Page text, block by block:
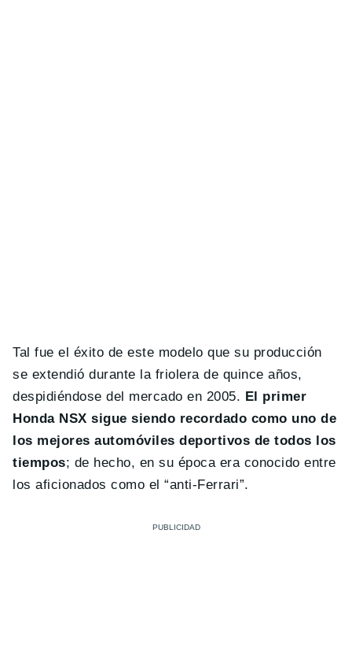
Tal fue el éxito de este modelo que su producción
se extendió durante la friolera de quince años,
despidiéndose del mercado en 2005. El primer
Honda NSX sigue siendo recordado como uno de
los mejores automóviles deportivos de todos los
tiempos; de hecho, en su época era conocido entre
los aficionados como el “anti-Ferrari”.